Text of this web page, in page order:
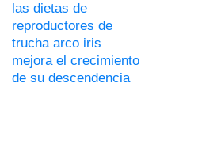
las dietas de
reproductores de
trucha arco iris
mejora el crecimiento
de su descendencia